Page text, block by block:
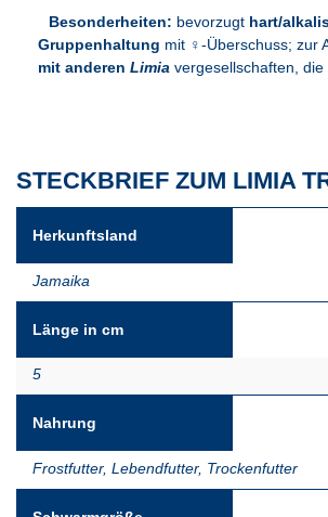
Besonderheiten: bevorzugt hart/
Gruppenhaltung mit ♀-Überschuss; zur
mit anderen Limia vergesellschaften,
STECKBRIEF ZUM LIMIA
Herkunftsland
Jamaika
Länge in cm
5
Nahrung
Frostfutter, Lebendfutter, Trockenfutter